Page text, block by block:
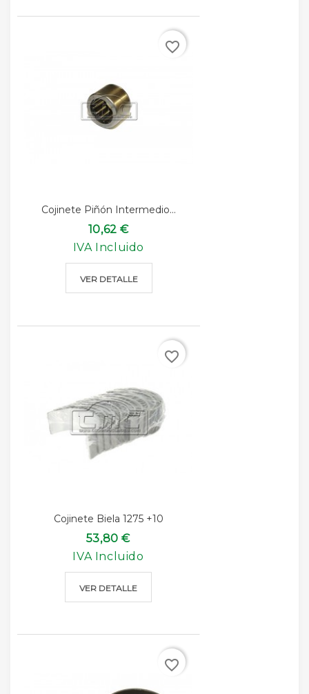
Cojinete Piñón Intermedio...
10,62 €
IVA Incluido
VER DETALLE
favorite_border
Cojinete Biela 1275 +10
53,80 €
IVA Incluido
VER DETALLE
favorite_border
favorite_border